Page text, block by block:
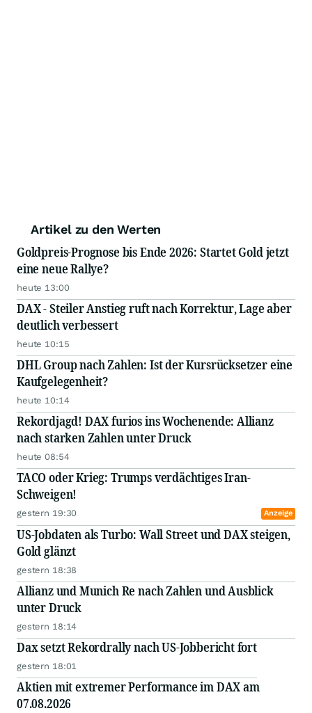
Artikel zu den Werten
Goldpreis-Prognose bis Ende 2026: Startet Gold jetzt
eine neue Rallye?
heute 13:00
DAX - Steiler Anstieg ruft nach Korrektur, Lage aber
deutlich verbessert
heute 10:15
DHL Group nach Zahlen: Ist der Kursrücksetzer eine
Kaufgelegenheit?
heute 10:14
Rekordjagd! DAX furios ins Wochenende: Allianz
nach starken Zahlen unter Druck
heute 08:54
TACO oder Krieg: Trumps verdächtiges Iran-
Schweigen!
gestern 19:30 Anzeige
US-Jobdaten als Turbo: Wall Street und DAX steigen,
Gold glänzt
gestern 18:38
Allianz und Munich Re nach Zahlen und Ausblick
unter Druck
gestern 18:14
Dax setzt Rekordrally nach US-Jobbericht fort
gestern 18:01
Aktien mit extremer Performance im DAX am
07.08.2026